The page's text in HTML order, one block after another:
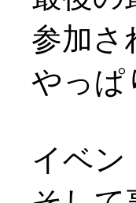
参加さ
やっぱ
イベン